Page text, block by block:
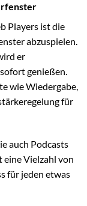
Players ist die
abzuspielen.
er
genießen.
wie Wiedergabe,
für
auch Podcasts
eine Vielzahl von
für jeden etwas